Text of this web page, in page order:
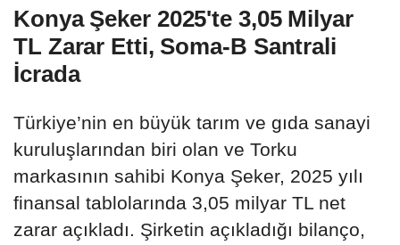
Konya Şeker 2025'te 3,05 Milyar
TL Zarar Etti, Soma-B Santrali
İcrada
Türkiye’nin en büyük tarım ve gıda sanayi
kuruluşlarından biri olan ve Torku
markasının sahibi Konya Şeker, 2025 yılı
finansal tablolarında 3,05 milyar TL net
zarar açıkladı. Şirketin açıkladığı bilanço,